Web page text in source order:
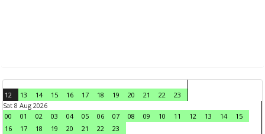
12 13 14 15 16 17 18 19 20 21 22
23
Sat 8 Aug 2026
00
01 02 03 04 05 06 07 08 09 10 11 12 13 14
15
16
17 18 19 20 21 22
23